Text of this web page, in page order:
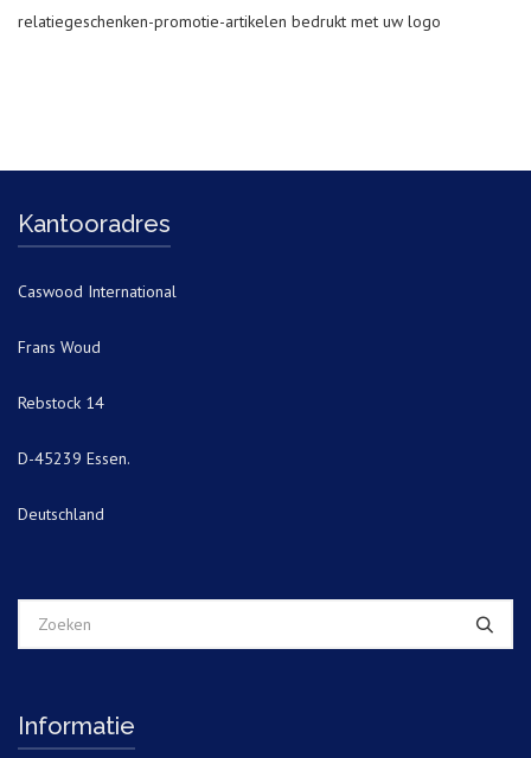
relatiegeschenken-promotie-artikelen bedrukt met uw logo
Kantooradres
Caswood International
Frans Woud
Rebstock 14
D-45239 Essen.
Deutschland
Informatie